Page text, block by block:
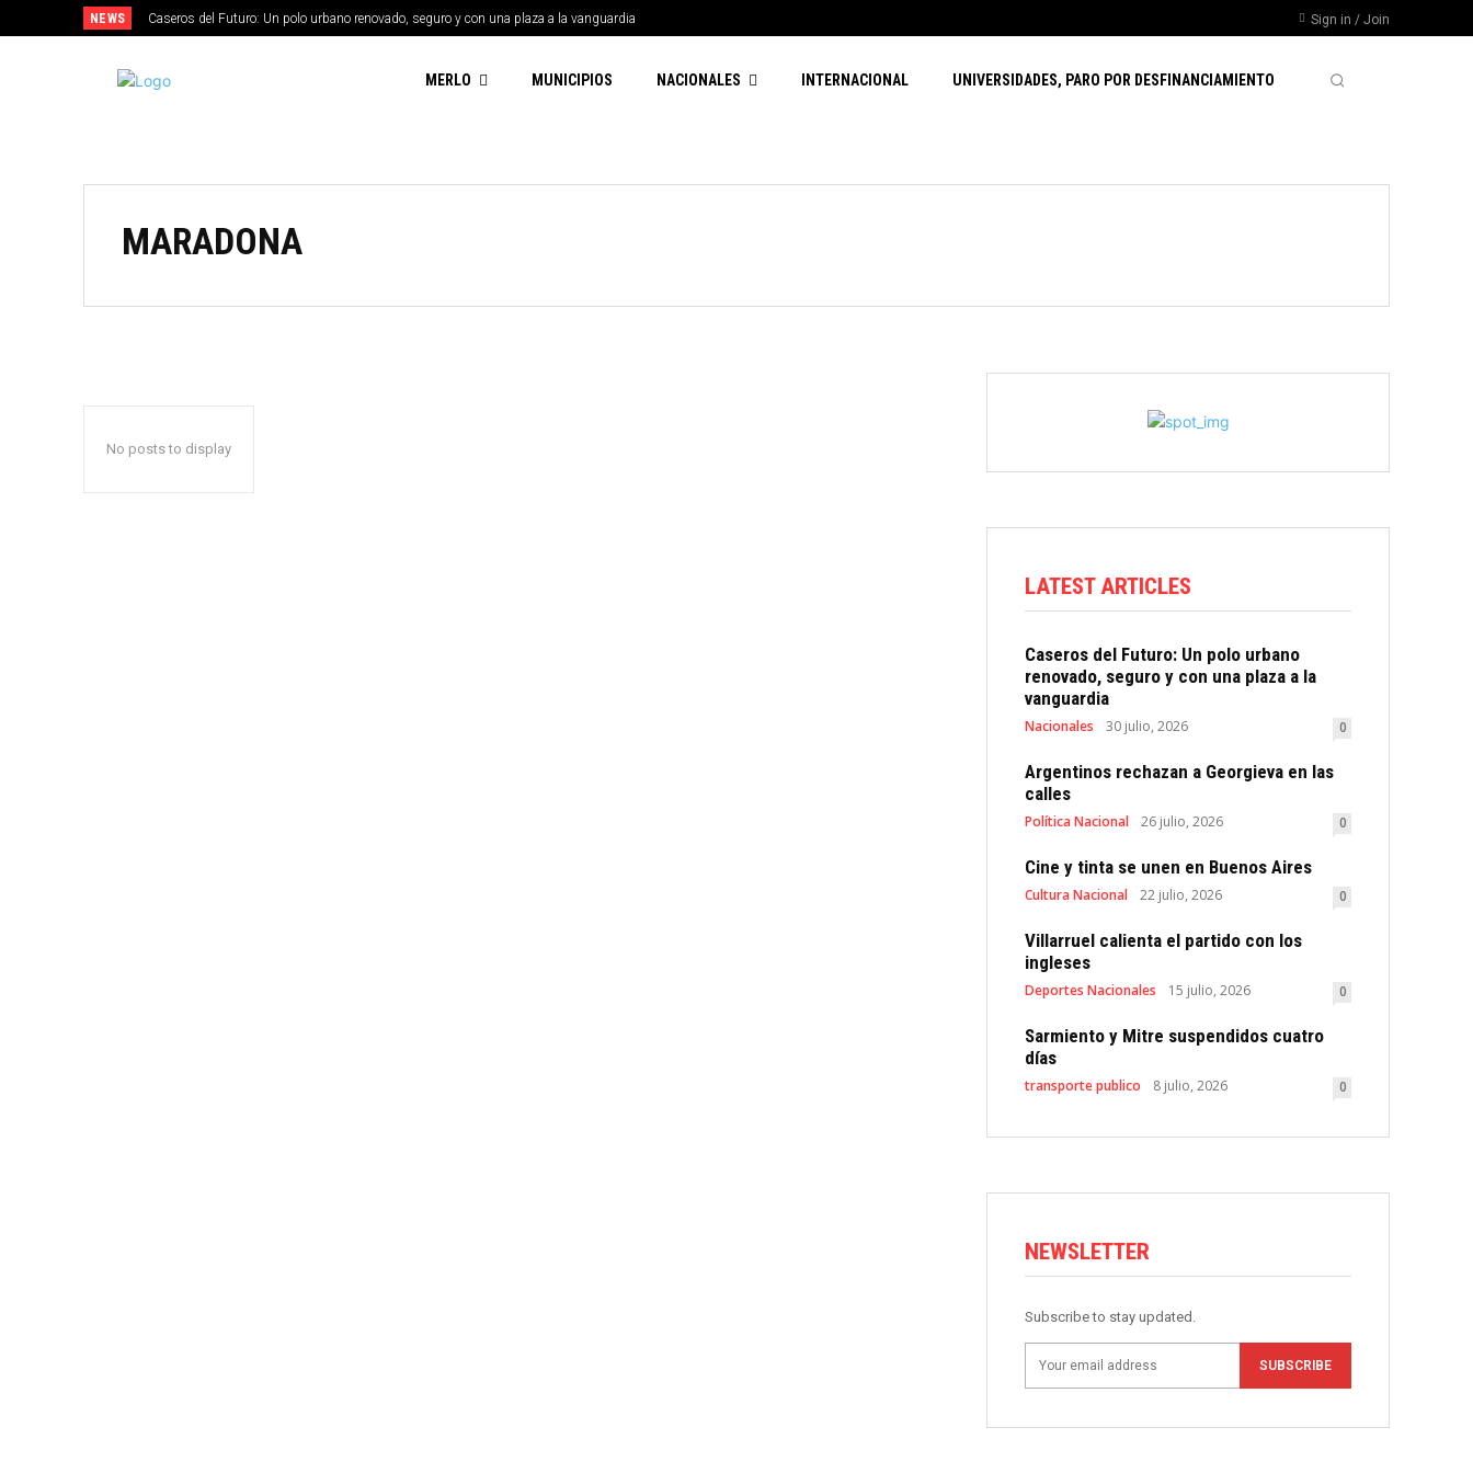
NEWS Caseros del Futuro: Un polo urbano renovado, seguro y con una plaza a la vanguardia Sign in / Join
MERLO MUNICIPIOS NACIONALES INTERNACIONAL UNIVERSIDADES, PARO POR DESFINANCIAMIENTO
MARADONA
No posts to display
LATEST ARTICLES
Caseros del Futuro: Un polo urbano
renovado, seguro y con una plaza a la
vanguardia
Nacionales 30 julio, 2026 0
Argentinos rechazan a Georgieva en las
calles
Política Nacional 26 julio, 2026 0
Cine y tinta se unen en Buenos Aires
Cultura Nacional 22 julio, 2026 0
Villarruel calienta el partido con los
ingleses
Deportes Nacionales 15 julio, 2026 0
Sarmiento y Mitre suspendidos cuatro
días
transporte publico 8 julio, 2026 0
NEWSLETTER
Subscribe to stay updated.
SUBSCRIBE